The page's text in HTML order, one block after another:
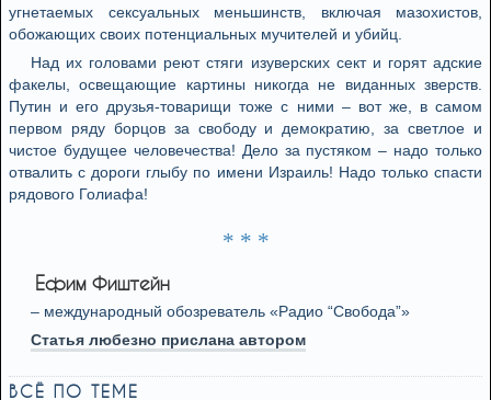
угнетаемых сексуальных меньшинств, включая мазохистов,
обожающих своих потенциальных мучителей и убийц.
Над их головами реют стяги изуверских сект и горят адские
факелы, освещающие картины никогда не виданных зверств.
Путин и его друзья-товарищи тоже с ними – вот же, в самом
первом ряду борцов за свободу и демократию, за светлое и
чистое будущее человечества! Дело за пустяком – надо только
отвалить с дороги глыбу по имени Израиль! Надо только спасти
рядового Голиафа!
* * *
Ефим Фиштейн
– международный обозреватель «Радио “Свобода”»
Статья любезно прислана автором
ВСЁ ПО ТЕМЕ